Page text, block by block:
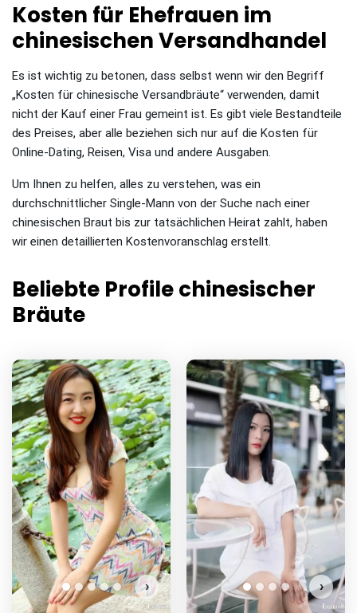
Kosten für Ehefrauen im
chinesischen Versandhandel
Es ist wichtig zu betonen, dass selbst wenn wir den Begriff
„Kosten für chinesische Versandbräute“ verwenden, damit
nicht der Kauf einer Frau gemeint ist. Es gibt viele Bestandteile
des Preises, aber alle beziehen sich nur auf die Kosten für
Online-Dating, Reisen, Visa und andere Ausgaben.
Um Ihnen zu helfen, alles zu verstehen, was ein
durchschnittlicher Single-Mann von der Suche nach einer
chinesischen Braut bis zur tatsächlichen Heirat zahlt, haben
wir einen detaillierten Kostenvoranschlag erstellt.
Beliebte Profile chinesischer
Bräute
› ›